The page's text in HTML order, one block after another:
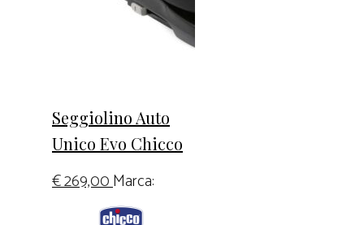
Seggiolino Auto
Unico Evo Chicco
€269,00Marca: